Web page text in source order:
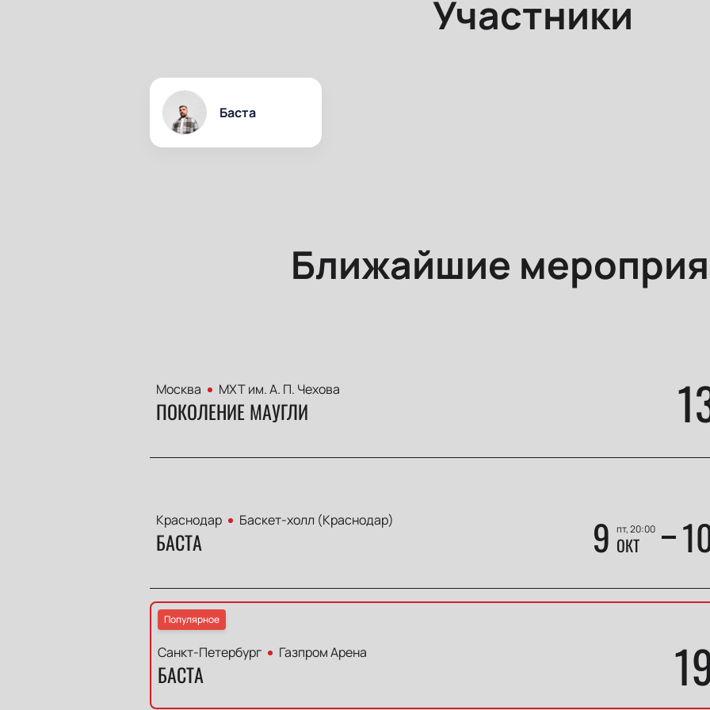
Участники
Баста
Ближайшие
Москва МХТ им. А. П. Чехова
ПОКОЛЕНИЕ МАУГЛИ
Краснодар Баскет-холл (Краснодар)
БАСТА 9 пт, 20:00
ОКТ
Популярное
Санкт-Петербург Газпром Арена
БАСТА